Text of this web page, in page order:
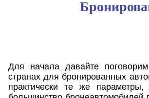
Для начала давайте
странах для бронированных
практически те же